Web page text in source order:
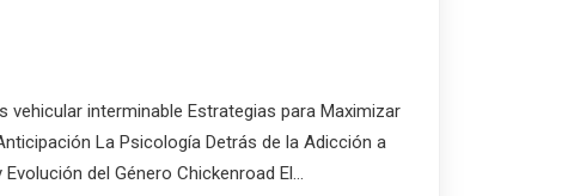
interminable Estrategias para Maximizar
La Psicología Detrás de la Adicción a
del Género Chickenroad El…